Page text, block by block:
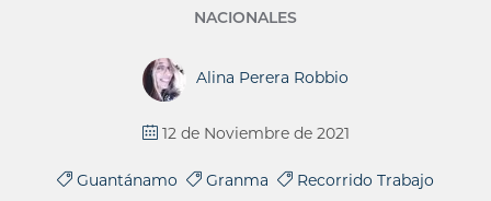
NACIONALES
Alina Perera Robbio
12 de Noviembre de 2021
Guantánamo Granma Recorrido Trabajo